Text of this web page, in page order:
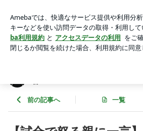
のアメブロアプリをダウンロードして ブログの更新通知
ょう。
ロ
前の記事へ 一覧